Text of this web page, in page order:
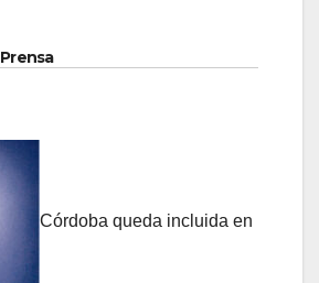
Prensa
Córdoba queda incluida en